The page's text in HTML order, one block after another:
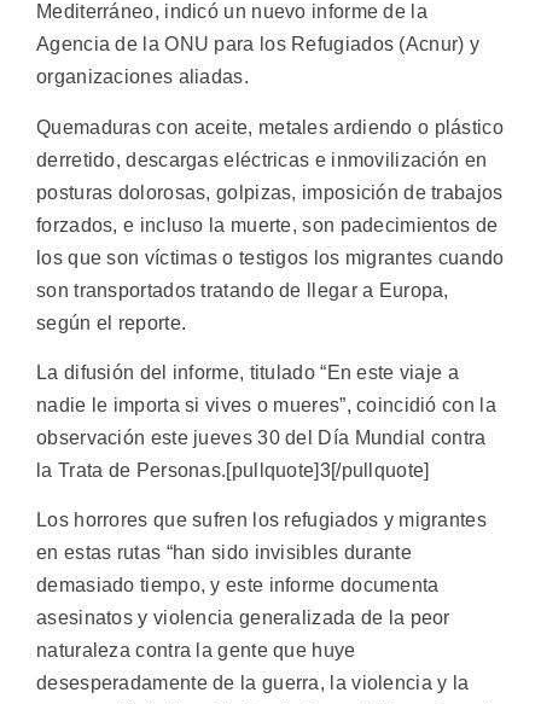
Mediterráneo, indicó un nuevo informe de la
Agencia de la ONU para los Refugiados (Acnur) y
organizaciones aliadas.
Quemaduras con aceite, metales ardiendo o plástico
derretido, descargas eléctricas e inmovilización en
posturas dolorosas, golpizas, imposición de trabajos
forzados, e incluso la muerte, son padecimientos de
los que son víctimas o testigos los migrantes cuando
son transportados tratando de llegar a Europa,
según el reporte.
La difusión del informe, titulado “En este viaje a
nadie le importa si vives o mueres”, coincidió con la
observación este jueves 30 del Día Mundial contra
la Trata de Personas.[pullquote]3[/pullquote]
Los horrores que sufren los refugiados y migrantes
en estas rutas “han sido invisibles durante
demasiado tiempo, y este informe documenta
asesinatos y violencia generalizada de la peor
naturaleza contra la gente que huye
desesperadamente de la guerra, la violencia y la